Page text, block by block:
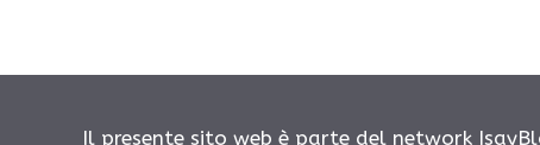
Il presente sito web è parte del network